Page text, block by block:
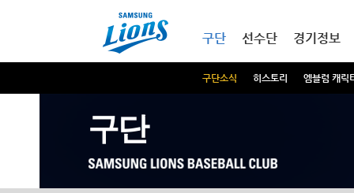
구단
구단소식 히스토리 엠블럼 캐릭
선수단 경기정보
구단